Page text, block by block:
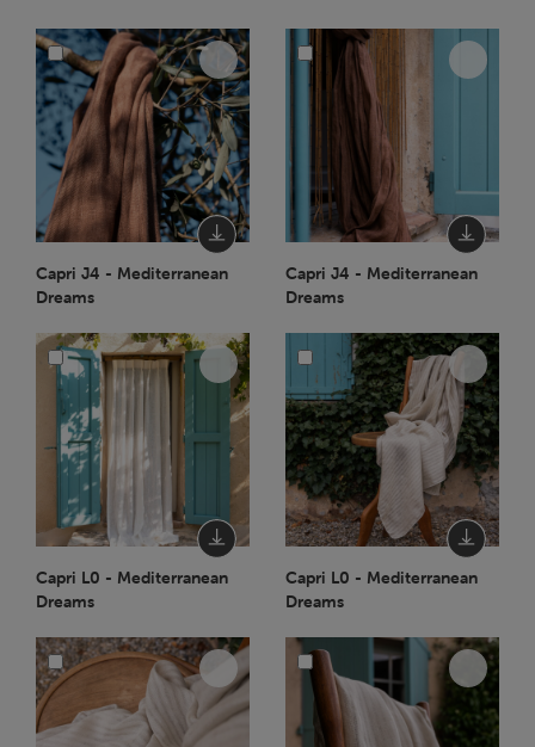
Capri J4 - Mediterranean
Dreams
Capri J4 - Mediterranean
Dreams
Capri L0 - Mediterranean
Dreams
Capri L0 - Mediterranean
Dreams